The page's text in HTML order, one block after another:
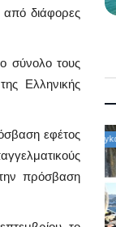
από διάφορες
σύνολο τους
Ελληνικής
εφέτος
πρόσβαση